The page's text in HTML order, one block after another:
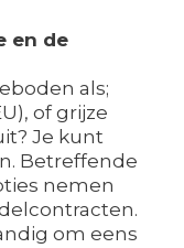
en de
als;
of grijze
Je kunt
Betreffende
nemen
om eens